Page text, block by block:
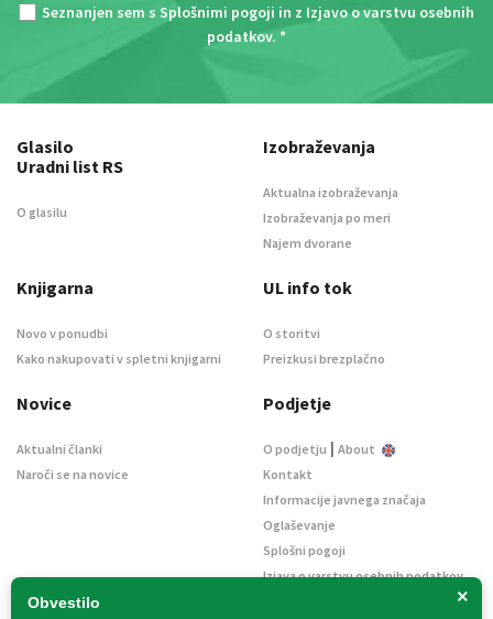
Seznanjen sem s Splošnimi pogoji in z Izjavo o varstvu osebnih
podatkov. *
×
Obvestilo
Glasilo
Uradni list RS
O glasilu
Izobraževanja
Aktualna izobraževanja
Izobraževanja po meri
Najem dvorane
Knjigarna
Novo v ponudbi
Kako nakupovati v spletni knjigarni
UL info tok
O storitvi
Preizkusi brezplačno
Novice
Aktualni članki
Naroči se na novice
Podjetje
O podjetju | About
Kontakt
Informacije javnega značaja
Oglaševanje
Splošni pogoji
Izjava o varstvu osebnih podatkov